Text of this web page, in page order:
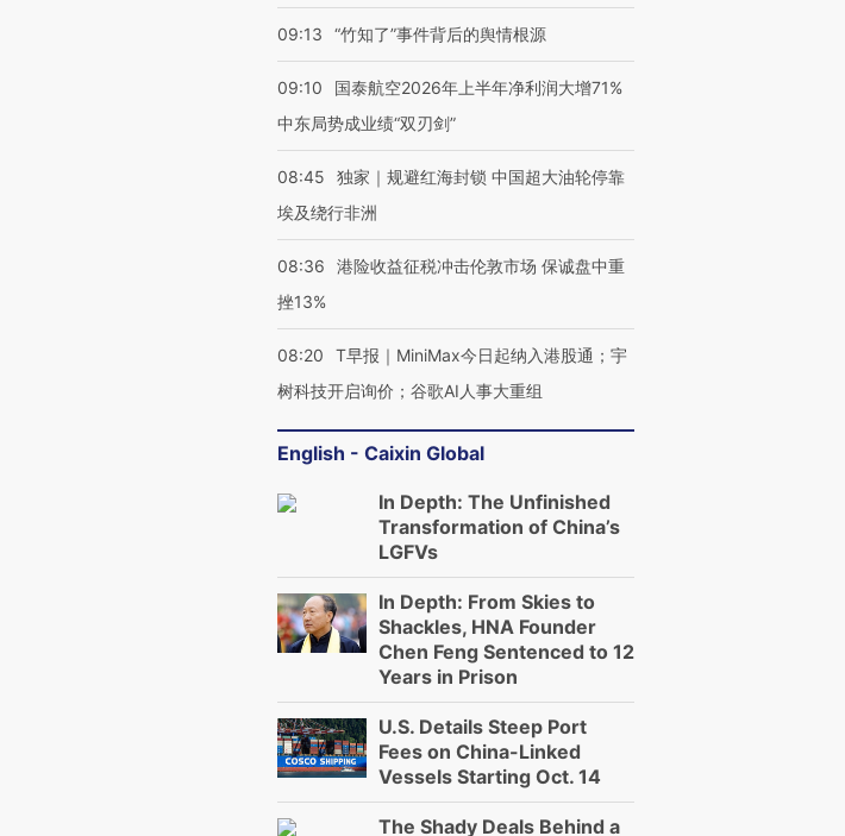
09:13 “竹知了”事件背后的舆情根源
09:10
国泰航空2026年上半年净利润大增71%
中东局势成业绩“双刃剑”
08:45
独家｜规避红海封锁 中国超大油轮停靠
埃及绕行非洲
08:36
港险收益征税冲击伦敦市场 保诚盘中重
挫13%
08:20
T早报｜MiniMax今日起纳入港股通；宇
树科技开启询价；谷歌AI人事大重组
English - Caixin Global
In Depth: The Unfinished
Transformation of China’s
LGFVs
In Depth: From Skies to
Shackles, HNA Founder
Chen Feng Sentenced to 12
Years in Prison
U.S. Details Steep Port
Fees on China-Linked
Vessels Starting Oct. 14
The Shady Deals Behind a